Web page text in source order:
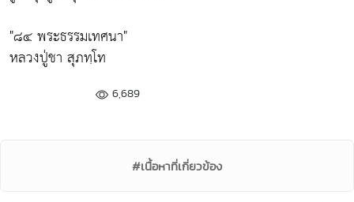
"๘๔ พระธรรมเทศนา"
หลวงปู่ชา สุภทฺโท
6,689
#เนื้อหาที่เกี่ยวข้อง